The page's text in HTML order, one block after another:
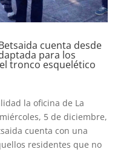
cuenta desde
para los
tronco esquelético
la oficina de La
5 de diciembre,
cuenta con una
residentes que no